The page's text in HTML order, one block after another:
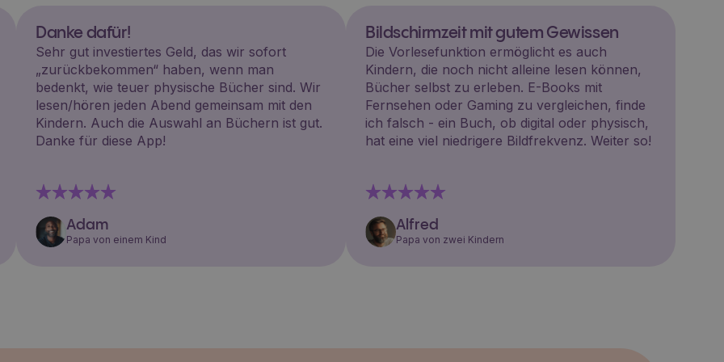
Danke dafür!
Sehr gut investiertes Geld, das wir sofort
„zurückbekommen“ haben, wenn man
bedenkt, wie teuer physische Bücher sind. Wir
lesen/hören jeden Abend gemeinsam mit den
Kindern. Auch die Auswahl an Büchern ist gut.
Danke für diese App!
Adam
Papa von einem Kind
Bildschirmzeit mit gutem Gewissen
Die Vorlesefunktion ermöglicht es auch
Kindern, die noch nicht alleine lesen können,
Bücher selbst zu erleben. E-Books mit
Fernsehen oder Gaming zu vergleichen, finde
ich falsch - ein Buch, ob digital oder physisch,
hat eine viel niedrigere Bildfrekvenz. Weiter so!
Alfred
Papa von zwei Kindern